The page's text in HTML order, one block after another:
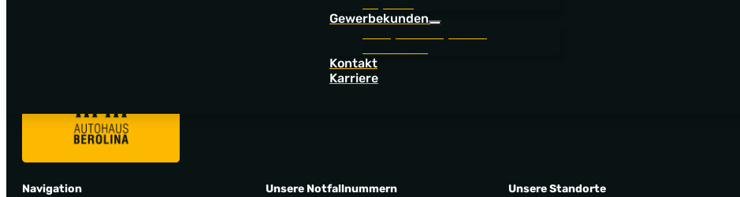
Gewerbekunden
Kontakt
Karriere
Navigation Unsere Notfallnummern Unsere Standorte